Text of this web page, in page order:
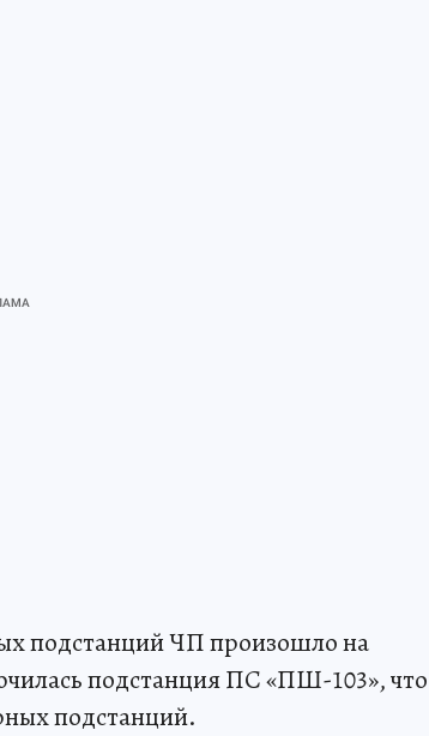
подстанций ЧП произошло на
подстанция ПС «ПШ-103», что
подстанций.